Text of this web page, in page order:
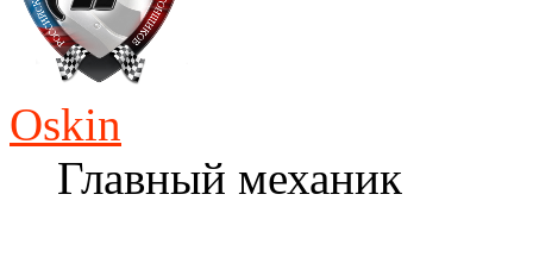
Oskin
Главный механик